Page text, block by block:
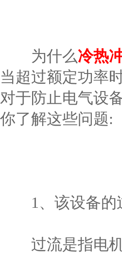
为什么冷热
当超过额定功率
对于防止电气设
你了解这些问题:
1、该设备的
过流是指电机